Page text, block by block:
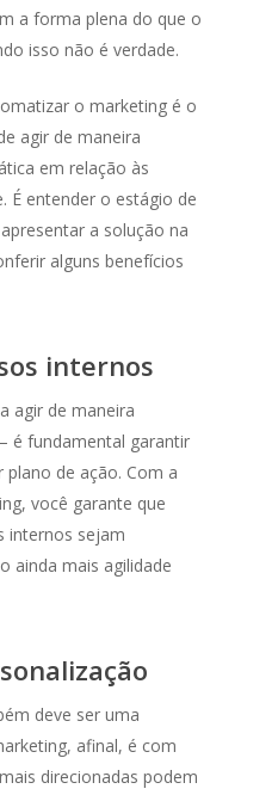
a forma plena do que o
isso não é verdade.
o marketing é o
agir de maneira
em relação às
É entender o estágio de
a solução na
alguns benefícios
internos
agir de maneira
é fundamental garantir
plano de ação. Com a
você garante que
internos sejam
ainda mais agilidade
deve ser uma
afinal, é com
direcionadas podem